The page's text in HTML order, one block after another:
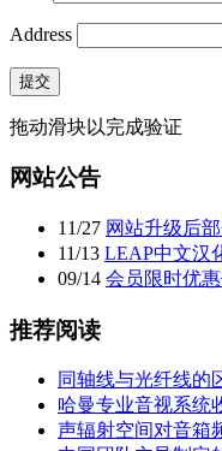
Address
提交
拖动滑块以完成验证
网站公告
11/27 网站升级后
11/13 LEAP中文汉
09/14 会员限时优
推荐阅读
同轴线与光纤线的
哈曼专业音视系统
声辐射空间对音箱